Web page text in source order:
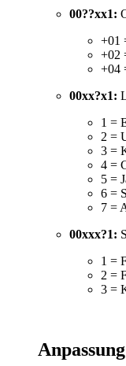
00??xx1:
+01
+02
+04
00xx?x1:
1 =
2 =
3 =
4 =
5 =
6 =
7 =
00xxx?1:
1 =
2 =
3 =
Anpassung